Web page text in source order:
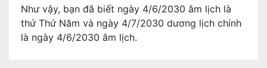
Như vậy, bạn đã biết ngày 4/6/2030 âm lịch là
thứ Thứ Năm và ngày 4/7/2030 dương lịch chính
là ngày 4/6/2030 âm lịch.